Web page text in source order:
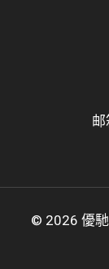
邮
© 2026 優